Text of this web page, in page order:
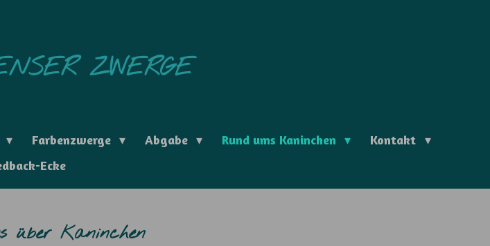
ZWERGE
Farbenzwerge Abgabe Rund ums Kaninchen
Kontakt
Ecke
über Kaninchen